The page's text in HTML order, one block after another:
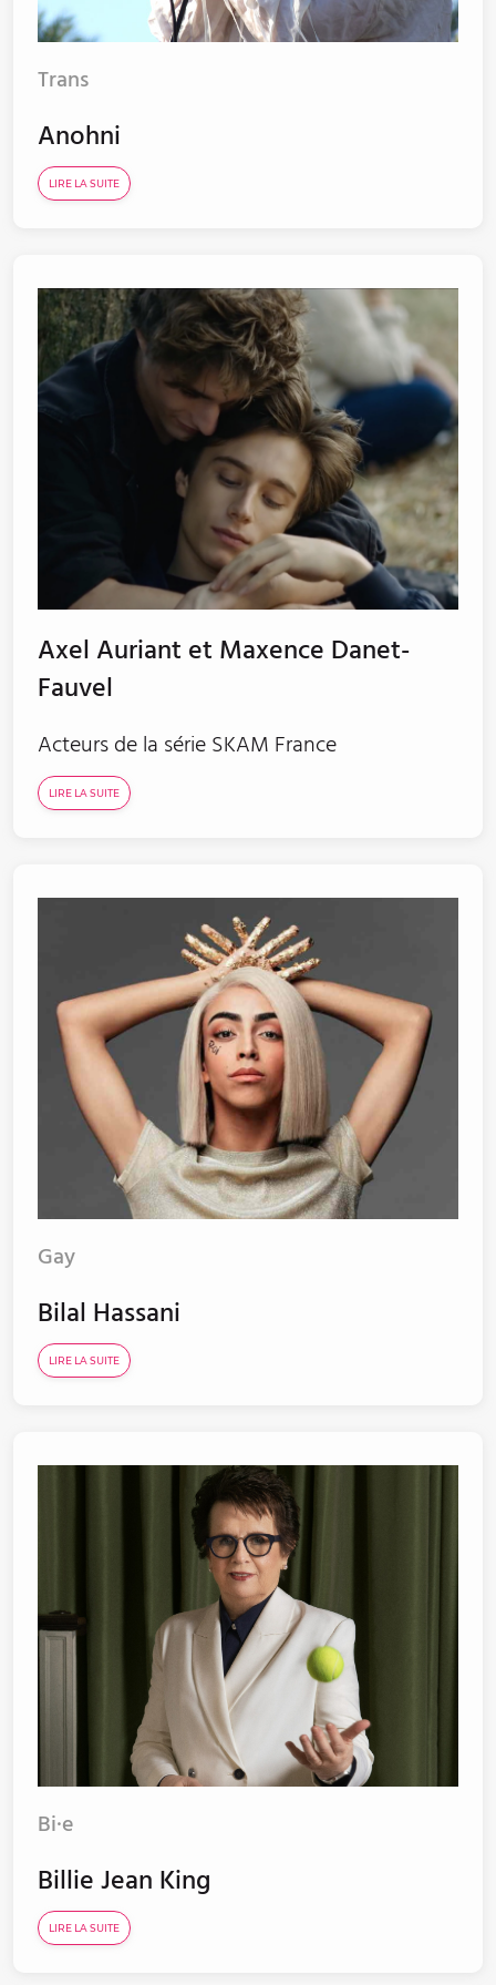
Trans
Anohni
LIRE LA SUITE
Axel Auriant et Maxence Danet-
Fauvel
Acteurs de la série SKAM France
LIRE LA SUITE
Gay
Bilal Hassani
LIRE LA SUITE
Bi·e
Billie Jean King
LIRE LA SUITE